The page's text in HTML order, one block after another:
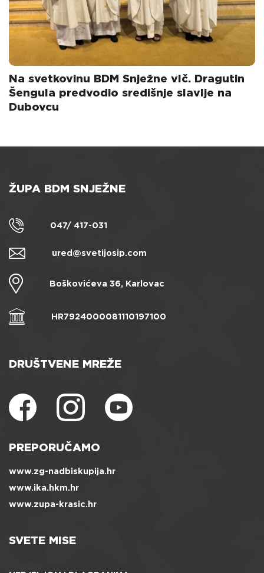
Na svetkovinu BDM Snježne vlč. Dragutin
Šengula predvodio središnje slavlje na
Dubovcu
ŽUPA BDM SNJEŽNE
047/ 417-031
ured@svetijosip.com
Boškovićeva 36, Karlovac
HR7924000081110197100
DRUŠTVENE MREŽE
PREPORUČAMO
www.zg-nadbiskupija.hr
www.ika.hkm.hr
www.zupa-krasic.hr
SVETE MISE